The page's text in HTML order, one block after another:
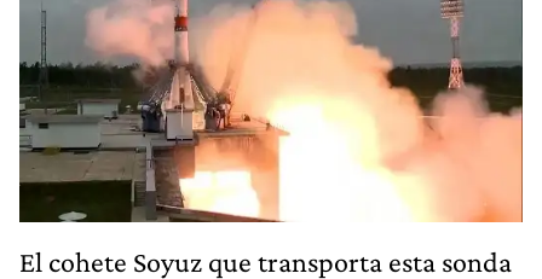
El cohete Soyuz que transporta esta sonda